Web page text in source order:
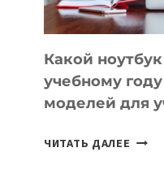
КОДА
Какой
учебному
моделей для
ЧИТАТЬ ДАЛЕЕ КАКОЙ